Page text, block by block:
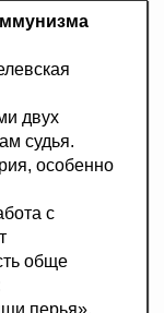
двух
судья.
особенно
с
обще